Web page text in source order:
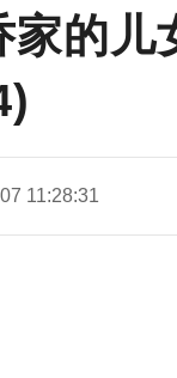
家的
11:28:31